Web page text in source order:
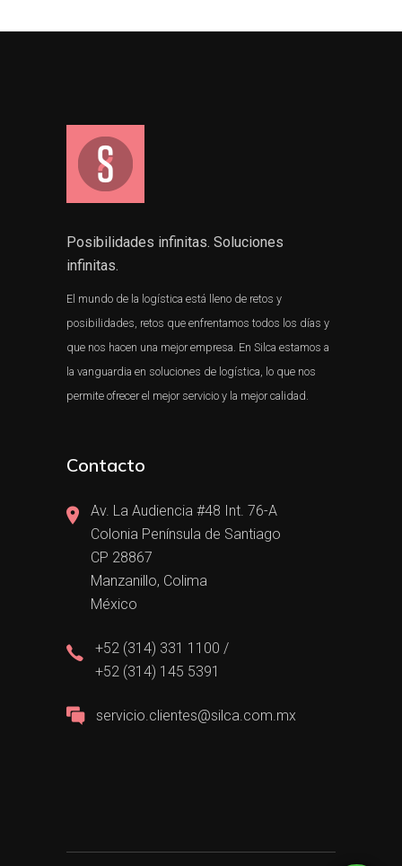
Posibilidades infinitas. Soluciones
infinitas.
El mundo de la logística está lleno de retos y
posibilidades, retos que enfrentamos todos los días y
que nos hacen una mejor empresa. En Silca estamos a
la vanguardia en soluciones de logística, lo que nos
permite ofrecer el mejor servicio y la mejor calidad.
Contacto
Av. La Audiencia #48 Int. 76-A
Colonia Península de Santiago
CP 28867
Manzanillo, Colima
México
+52 (314) 331 1100 /
+52 (314) 145 5391
servicio.clientes@silca.com.mx